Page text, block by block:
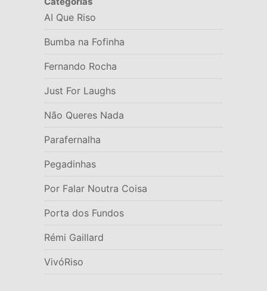
AI Que Riso
Bumba na Fofinha
Fernando Rocha
Just For Laughs
Não Queres Nada
Parafernalha
Pegadinhas
Por Falar Noutra Coisa
Porta dos Fundos
Rémi Gaillard
VivóRiso